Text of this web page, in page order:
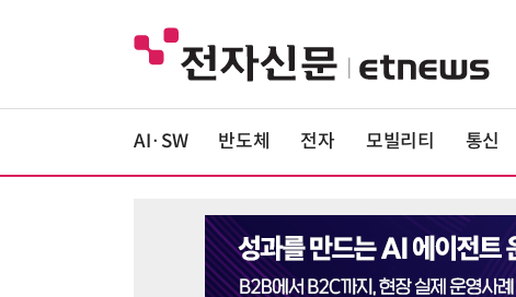
AI·SW 반도체 전자 모빌리티 통신